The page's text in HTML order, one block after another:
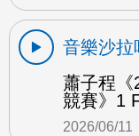
音樂沙拉
蕭子程《
競賽》1
2026/06/11